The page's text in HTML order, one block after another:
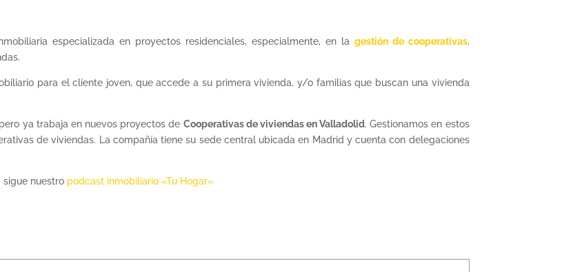
especializada en proyectos residenciales, especialmente, en la gestión de cooperativas.
para el cliente joven, que accede a su primera vivienda, y/o familias que buscan una vivienda
ya trabaja en nuevos proyectos de Cooperativas de viviendas en Valladolid. Gestionamos en estos
de viviendas. La compañía tiene su sede central ubicada en Madrid y cuenta con delegaciones
sigue nuestro podcast inmobiliario «Tu Hogar»